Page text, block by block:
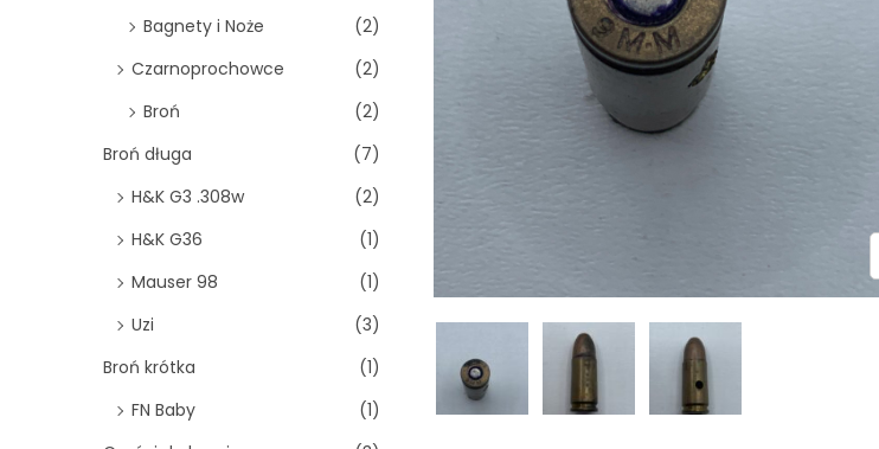
Bagnety i Noże
(2)
Czarnoprochowce
(2)
Broń
(2)
Broń długa
(7)
H&K G3 .308w
(2)
H&K G36
(1)
Mauser 98
(1)
Uzi
(3)
Broń krótka
(1)
FN Baby
(1)